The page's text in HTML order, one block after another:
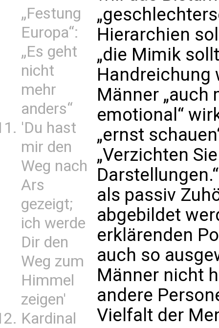
„Festung
Europa“:
„Es geht
nicht
mehr
anders“
'Du hast
mir den
Weg nach
Ars
gezeigt;
ich werde
Dir den
Weg zum
Himmel
zeigen'
Kardinal
Hierarchien
„die Mimik
Handreichung
Männer
emotional“
„ernst
„Verzichten
als passiv
abgebildet
erklärenden
auch so
Männer nicht
andere
Vielfalt der